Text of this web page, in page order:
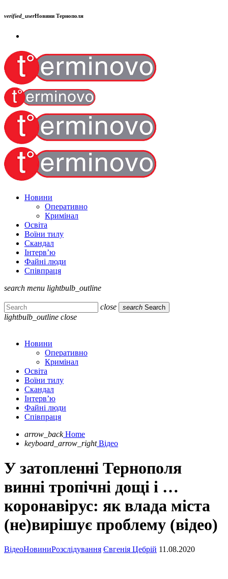
verified_userНовини Тернополя
Новини
Оперативно
Кримінал
Освіта
Воїни тилу
Скандал
Інтерв’ю
Файні люди
Співпраця
search menu lightbulb_outline
close search Search
lightbulb_outline close
Новини
Оперативно
Кримінал
Освіта
Воїни тилу
Скандал
Інтерв’ю
Файні люди
Співпраця
arrow_back Home
keyboard_arrow_right Відео
У затопленні Тернополя
винні тропічні дощі і …
коронавірус: як влада міста
(не)вирішує проблему (відео)
ВідеоНовиниРозслідування Євгенія Цебрій 11.08.2020